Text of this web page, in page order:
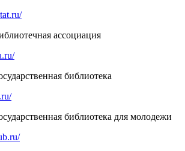
ассоциация
библиотека
библиотека для молодежи